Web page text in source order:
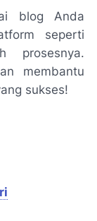
blog Anda
seperti
prosesnya.
membantu
sukses!